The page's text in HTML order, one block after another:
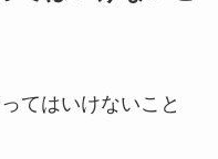
てはいけないこと